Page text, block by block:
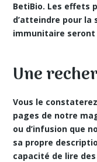
BetiBio. Les effets
d’atteindre pour
immunitaire
Une
Vous le
pages de notre
ou d’infusion que
sa propre
capacité de lire